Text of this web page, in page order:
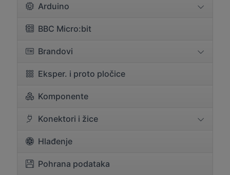
Arduino
BBC Micro:bit
Brandovi
Eksper. i proto pločice
Komponente
Konektori i žice
Hlađenje
Pohrana podataka